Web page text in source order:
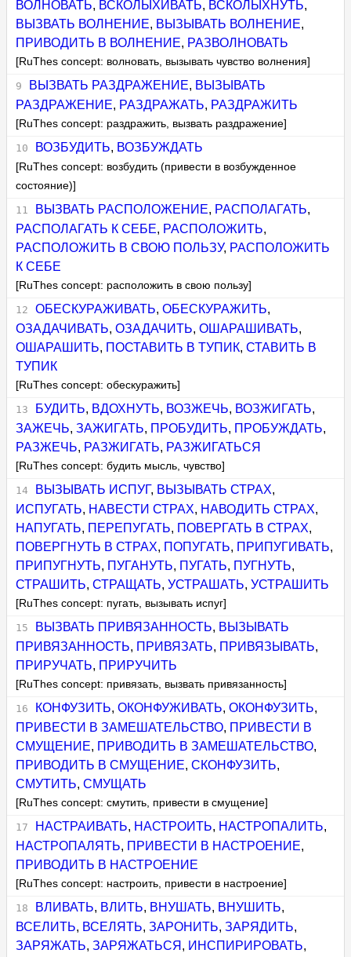
ВОЛНОВАТЬ, ВСКОЛЫХИВАТЬ, ВСКОЛЫХНУТЬ,
ВЫЗВАТЬ ВОЛНЕНИЕ, ВЫЗЫВАТЬ ВОЛНЕНИЕ,
ПРИВОДИТЬ В ВОЛНЕНИЕ, РАЗВОЛНОВАТЬ
[RuThes concept: волновать, вызывать чувство волнения]
ВЫЗВАТЬ РАЗДРАЖЕНИЕ, ВЫЗЫВАТЬ
РАЗДРАЖЕНИЕ, РАЗДРАЖАТЬ, РАЗДРАЖИТЬ
[RuThes concept: раздражить, вызвать раздражение]
ВОЗБУДИТЬ, ВОЗБУЖДАТЬ
[RuThes concept: возбудить (привести в возбужденное
состояние)]
ВЫЗВАТЬ РАСПОЛОЖЕНИЕ, РАСПОЛАГАТЬ,
РАСПОЛАГАТЬ К СЕБЕ, РАСПОЛОЖИТЬ,
РАСПОЛОЖИТЬ В СВОЮ ПОЛЬЗУ, РАСПОЛОЖИТЬ
К СЕБЕ
[RuThes concept: расположить в свою пользу]
ОБЕСКУРАЖИВАТЬ, ОБЕСКУРАЖИТЬ,
ОЗАДАЧИВАТЬ,ОЗАДАЧИТЬ,ОШАРАШИВАТЬ,
ОШАРАШИТЬ, ПОСТАВИТЬ В ТУПИК,СТАВИТЬ В
ТУПИК
[RuThes concept: обескуражить]
БУДИТЬ, ВДОХНУТЬ, ВОЗЖЕЧЬ, ВОЗЖИГАТЬ,
ЗАЖЕЧЬ,ЗАЖИГАТЬ, ПРОБУДИТЬ, ПРОБУЖДАТЬ,
РАЗЖЕЧЬ, РАЗЖИГАТЬ, РАЗЖИГАТЬСЯ
[RuThes concept: будить мысль, чувство]
ВЫЗЫВАТЬ ИСПУГ, ВЫЗЫВАТЬ СТРАХ,
ИСПУГАТЬ, НАВЕСТИ СТРАХ, НАВОДИТЬ СТРАХ,
НАПУГАТЬ, ПЕРЕПУГАТЬ, ПОВЕРГАТЬ В СТРАХ,
ПОВЕРГНУТЬ В СТРАХ, ПОПУГАТЬ, ПРИПУГИВАТЬ,
ПРИПУГНУТЬ, ПУГАНУТЬ, ПУГАТЬ, ПУГНУТЬ,
СТРАШИТЬ,СТРАЩАТЬ,УСТРАШАТЬ,УСТРАШИТЬ
[RuThes concept: пугать, вызывать испуг]
ВЫЗВАТЬ ПРИВЯЗАННОСТЬ, ВЫЗЫВАТЬ
ПРИВЯЗАННОСТЬ, ПРИВЯЗАТЬ, ПРИВЯЗЫВАТЬ,
ПРИРУЧАТЬ, ПРИРУЧИТЬ
[RuThes concept: привязать, вызвать привязанность]
КОНФУЗИТЬ, ОКОНФУЖИВАТЬ, ОКОНФУЗИТЬ,
ПРИВЕСТИ В ЗАМЕШАТЕЛЬСТВО, ПРИВЕСТИ В
СМУЩЕНИЕ, ПРИВОДИТЬ В ЗАМЕШАТЕЛЬСТВО,
ПРИВОДИТЬ В СМУЩЕНИЕ,СКОНФУЗИТЬ,
СМУТИТЬ,СМУЩАТЬ
[RuThes concept: смутить, привести в смущение]
НАСТРАИВАТЬ, НАСТРОИТЬ, НАСТРОПАЛИТЬ,
НАСТРОПАЛЯТЬ, ПРИВЕСТИ В НАСТРОЕНИЕ,
ПРИВОДИТЬ В НАСТРОЕНИЕ
[RuThes concept: настроить, привести в настроение]
ВЛИВАТЬ, ВЛИТЬ, ВНУШАТЬ, ВНУШИТЬ,
ВСЕЛИТЬ, ВСЕЛЯТЬ,ЗАРОНИТЬ,ЗАРЯДИТЬ,
ЗАРЯЖАТЬ,ЗАРЯЖАТЬСЯ , ИНСПИРИРОВАТЬ,